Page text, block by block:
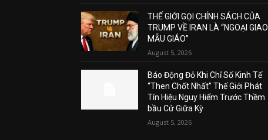
THẾ GIỚI GỌI CHÍNH SÁCH CỦA
TRUMP VỀ IRAN LÀ “NGOẠI GIAO
MẪU GIÁO”
August 5, 2026
Báo Động Đỏ Khi Chỉ Số Kinh Tế
“Then Chốt Nhất” Thế Giới Phát
Tín Hiệu Nguy Hiểm Trước Thềm
bầu Cử Giữa Kỳ
August 5, 2026